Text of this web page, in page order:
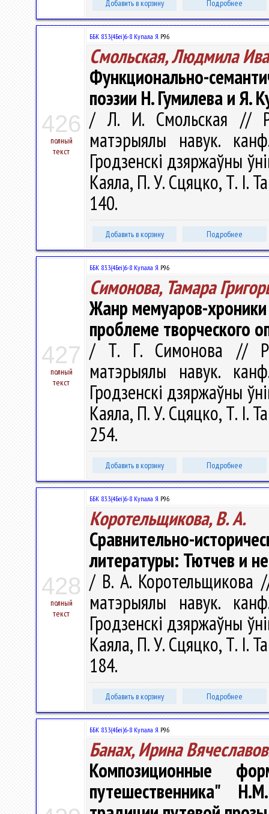
Добавить в корзину Подробнее
426
полный
текст
ББК 83.3(4Беі)6-8 Купала Я.Р96
Смольская, Людмила
Функционально-
поэзии Н. Гумилева и Я.
/ Л. И. Смольская //
матэрыялы навук.
Гродзенскi дзяржаўны
Каяла, П. У. Сцяцко, Т. І.
140.
Добавить в корзину Подробнее
427
полный
текст
ББК 83.3(4Беі)6-8 Купала Я.Р96
Симонова, Тамара
Жанр мемуаров-хроники
проблеме творческого
/ Т. Г. Симонова //
матэрыялы навук.
Гродзенскi дзяржаўны
Каяла, П. У. Сцяцко, Т. І.
254.
Добавить в корзину Подробнее
428
полный
текст
ББК 83.3(4Беі)6-8 Купала Я.Р96
Коротельщикова, В. А.
Сравнительно-
литературы: Тютчев и
/ В. А. Коротельщикова //
матэрыялы навук.
Гродзенскi дзяржаўны
Каяла, П. У. Сцяцко, Т. І.
184.
Добавить в корзину Подробнее
ББК 83.3(4Беі)6-8 Купала Я.Р96
Банах, Ирина
Композиционные
путешественника"